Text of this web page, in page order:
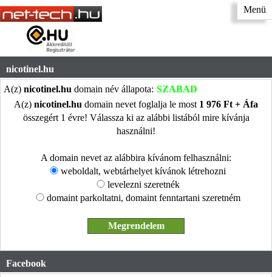
Menü
nicotinel.hu
A(z) nicotinel.hu domain név állapota: SZABAD
A(z) nicotinel.hu domain nevet foglalja le most 1 976 Ft + Áfa
összegért 1 évre! Válassza ki az alábbi listából mire kívánja
használni!
A domain nevet az alábbira kívánom felhasználni:
weboldalt, webtárhelyet kívánok létrehozni
levelezni szeretnék
domaint parkoltatni, domaint fenntartani szeretném
Facebook